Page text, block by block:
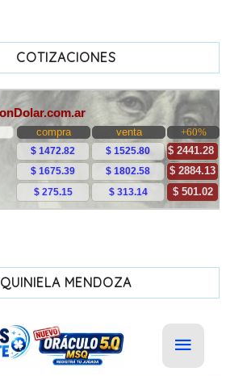
COTIZACIONES
QUINIELA MENDOZA